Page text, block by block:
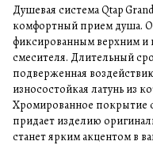
Душевая система Qtap
комфортный прием душа.
фиксированным верхним и
смесителя. Длительный
подверженная
износостойкая латунь из
Хромированное покрытие
придает изделию
станет ярким акцентом в